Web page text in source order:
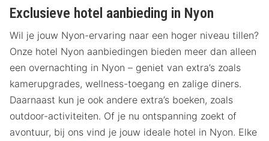
Exclusieve hotel aanbieding in Nyon
Wil je jouw Nyon-ervaring naar een hoger niveau tillen?
Onze hotel Nyon aanbiedingen bieden meer dan alleen
een overnachting in Nyon – geniet van extra’s zoals
kamerupgrades, wellness-toegang en zalige diners.
Daarnaast kun je ook andere extra’s boeken, zoals
outdoor-activiteiten. Of je nu ontspanning zoekt of
avontuur, bij ons vind je jouw ideale hotel in Nyon. Elke